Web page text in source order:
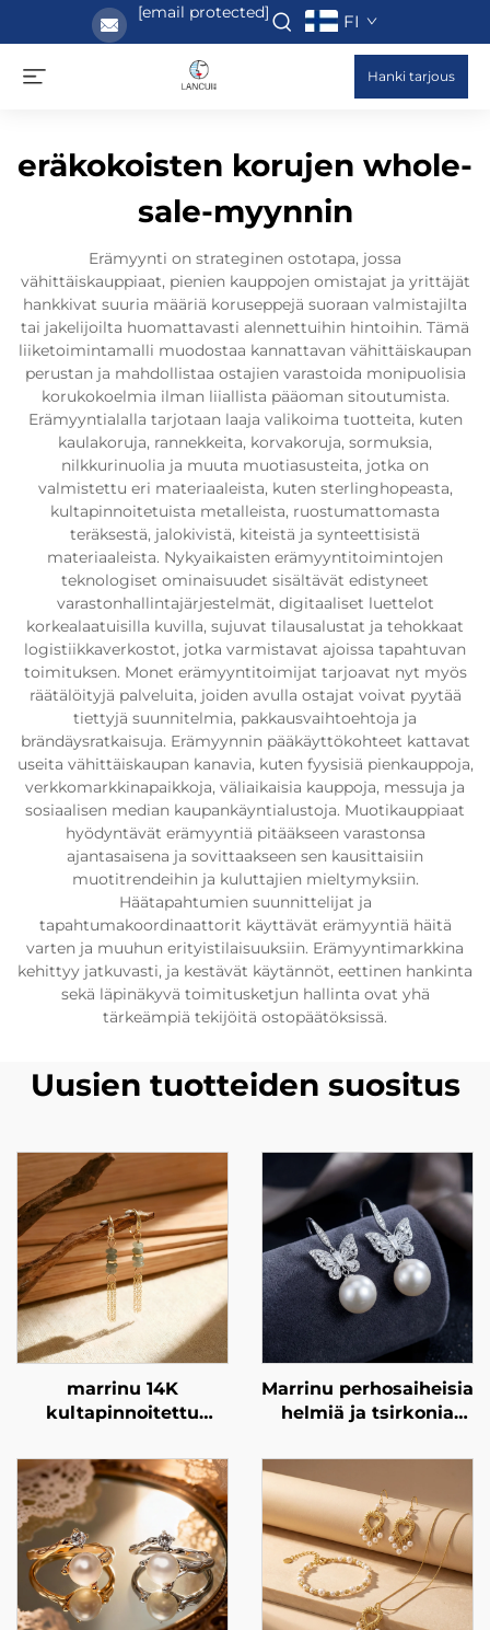
[email protected] FI
Hanki tarjous
eräkokoisten korujen whole-
sale-myynnin
Erämyynti on strateginen ostotapa, jossa
vähittäiskauppiaat, pienien kauppojen omistajat ja yrittäjät
hankkivat suuria määriä koruseppejä suoraan valmistajilta
tai jakelijoilta huomattavasti alennettuihin hintoihin. Tämä
liiketoimintamalli muodostaa kannattavan vähittäiskaupan
perustan ja mahdollistaa ostajien varastoida monipuolisia
korukokoelmia ilman liiallista pääoman sitoutumista.
Erämyyntialalla tarjotaan laaja valikoima tuotteita, kuten
kaulakoruja, rannekkeita, korvakoruja, sormuksia,
nilkkurinuolia ja muuta muotiasusteita, jotka on
valmistettu eri materiaaleista, kuten sterlinghopeasta,
kultapinnoitetuista metalleista, ruostumattomasta
teräksestä, jalokivistä, kiteistä ja synteettisistä
materiaaleista. Nykyaikaisten erämyyntitoimintojen
teknologiset ominaisuudet sisältävät edistyneet
varastonhallintajärjestelmät, digitaaliset luettelot
korkealaatuisilla kuvilla, sujuvat tilausalustat ja tehokkaat
logistiikkaverkostot, jotka varmistavat ajoissa tapahtuvan
toimituksen. Monet erämyyntitoimijat tarjoavat nyt myös
räätälöityjä palveluita, joiden avulla ostajat voivat pyytää
tiettyjä suunnitelmia, pakkausvaihtoehtoja ja
brändäysratkaisuja. Erämyynnin pääkäyttökohteet kattavat
useita vähittäiskaupan kanavia, kuten fyysisiä pienkauppoja,
verkkomarkkinapaikkoja, väliaikaisia kauppoja, messuja ja
sosiaalisen median kaupankäyntialustoja. Muotikauppiaat
hyödyntävät erämyyntiä pitääkseen varastonsa
ajantasaisena ja sovittaakseen sen kausittaisiin
muotitrendeihin ja kuluttajien mieltymyksiin.
Häätapahtumien suunnittelijat ja
tapahtumakoordinaattorit käyttävät erämyyntiä häitä
varten ja muuhun erityistilaisuuksiin. Erämyyntimarkkina
kehittyy jatkuvasti, ja kestävät käytännöt, eettinen hankinta
sekä läpinäkyvä toimitusketjun hallinta ovat yhä
tärkeämpiä tekijöitä ostopäätöksissä.
Uusien tuotteiden suositus
marrinu 14K
kultapinnoitettu
hohtoneella
Marrinu perhosaiheisia
helmiä ja tsirkonia
riippukorvakoruja